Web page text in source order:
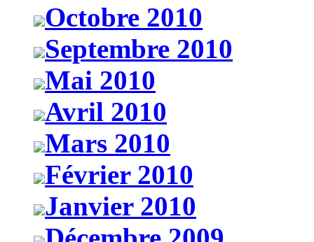
Octobre 2010
Septembre 2010
Mai 2010
Avril 2010
Mars 2010
Février 2010
Janvier 2010